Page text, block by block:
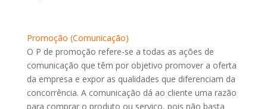
Promoção (Comunicação)
O P de promoção refere-se a todas as ações de
comunicação que têm por objetivo promover a oferta
da empresa e expor as qualidades que diferenciam da
concorrência. A comunicação dá ao cliente uma razão
para comprar o produto ou serviço, pois não basta